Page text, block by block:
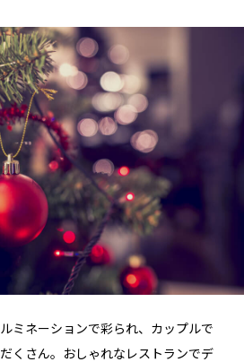
ミネーションで彩られ、カップルで
くさん。おしゃれなレストランでデ